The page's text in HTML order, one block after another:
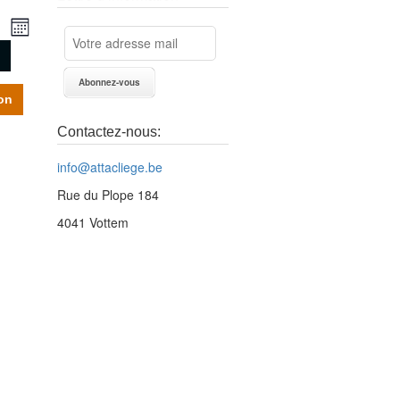
Contactez-nous:
info@attacliege.be
Rue du Plope 184
4041 Vottem
Navigation
de
Évènement
Mois